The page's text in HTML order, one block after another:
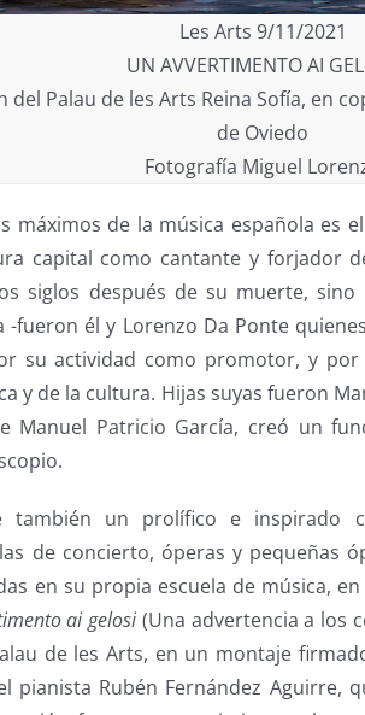
Les Arts 9/11/2021
UN AVVERTIMENTO AI
del Palau de les Arts Reina Sofía, en
de Oviedo
Fotografía Miguel
máximos de la música española es
capital como cantante y forjador
siglos después de su muerte,
-fueron él y Lorenzo Da Ponte
su actividad como promotor, y por
y de la cultura. Hijas suyas fueron
Manuel Patricio García, creó un
también un prolífico e inspirado
de concierto, óperas y pequeñas
en su propia escuela de música,
ai gelosi (Una advertencia a los
de les Arts, en un montaje
pianista Rubén Fernández Aguirre,